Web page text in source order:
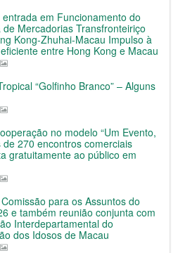
em Funcionamento do
Mercadorias Transfronteiriço
Kong-Zhuhai-Macau Impulso à
entre Hong Kong e Macau
“Golfinho Branco” – Alguns
no modelo “Um Evento,
de 270 encontros comerciais
gratuitamente ao público em
para os Assuntos do
e também reunião conjunta com
Interdepartamental do
dos Idosos de Macau